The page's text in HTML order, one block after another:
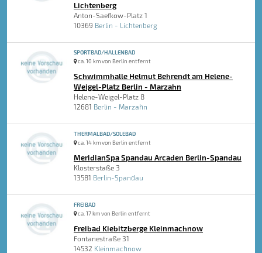
Lichtenberg
Anton-Saefkow-Platz 1
10369 Berlin - Lichtenberg
SPORTBAD/HALLENBAD
ca. 10 km von Berlin entfernt
Schwimmhalle Helmut Behrendt am Helene-
Weigel-Platz Berlin - Marzahn
Helene-Weigel-Platz 8
12681 Berlin - Marzahn
THERMALBAD/SOLEBAD
ca. 14 km von Berlin entfernt
MeridianSpa Spandau Arcaden Berlin-Spandau
Klosterstaße 3
13581 Berlin-Spandau
FREIBAD
ca. 17 km von Berlin entfernt
Freibad Kiebitzberge Kleinmachnow
Fontanestraße 31
14532 Kleinmachnow